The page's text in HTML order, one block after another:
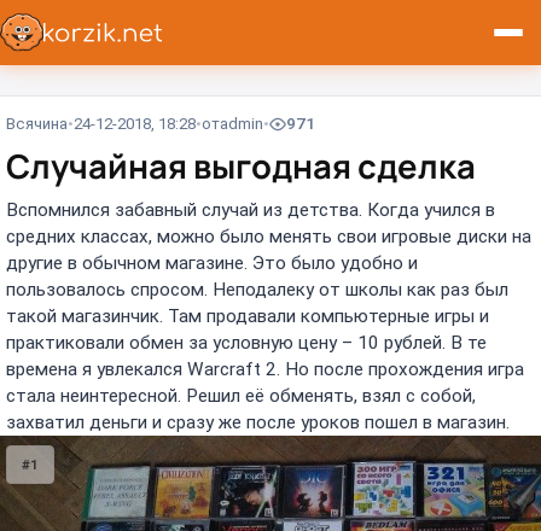
Всячина 24-12-2018, 18:28 отadmin 971
Случайная выгодная сделка
Вспомнился забавный случай из детства. Когда учился в
средних классах, можно было менять свои игровые диски на
другие в обычном магазине. Это было удобно и
пользовалось спросом. Неподалеку от школы как раз был
такой магазинчик. Там продавали компьютерные игры и
практиковали обмен за условную цену – 10 рублей. В те
времена я увлекался Warcraft 2. Но после прохождения игра
стала неинтересной. Решил её обменять, взял с собой,
захватил деньги и сразу же после уроков пошел в магазин.
#1